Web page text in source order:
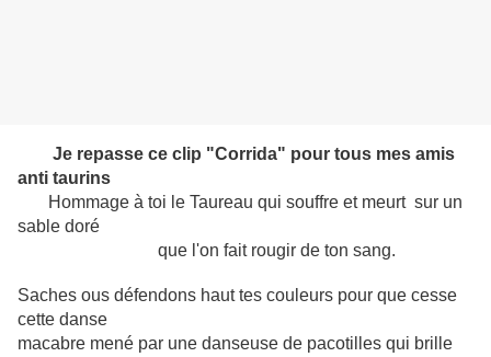
Je repasse ce clip "Corrida" pour tous mes amis
anti taurins
Hommage à toi le Taureau qui souffre et meurt sur un
sable doré
que l'on fait rougir de ton sang.
Saches ous défendons haut tes couleurs pour que cesse
cette danse
macabre mené par une danseuse de pacotilles qui brille